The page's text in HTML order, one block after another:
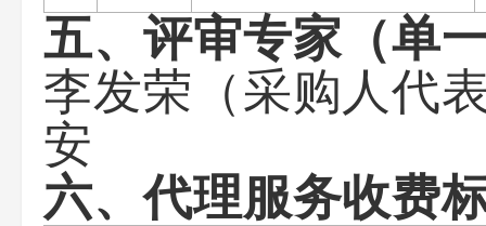
五、评审专家（单
李发荣（采购人代
安
六、代理服务收费